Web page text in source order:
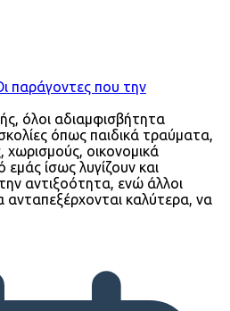
παράγοντες που την
όλοι αδιαμφισβήτητα
όπως παιδικά τραύματα,
χωρισμούς, οικονομικά
ίσως λυγίζουν και
αντιξοότητα, ενώ άλλοι
ανταπεξέρχονται καλύτερα, να